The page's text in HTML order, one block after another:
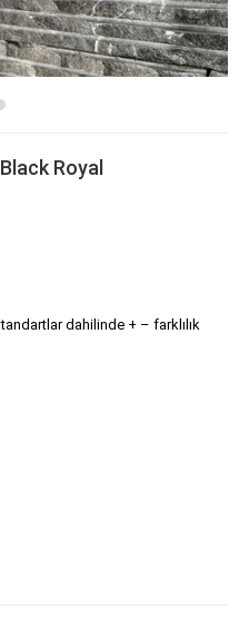
Royal
dahilinde + – farklılık